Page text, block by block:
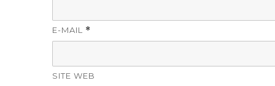
E-MAIL *
SITE WEB